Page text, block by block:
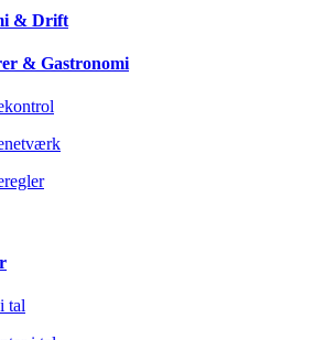
& Drift
& Gastronomi
tal